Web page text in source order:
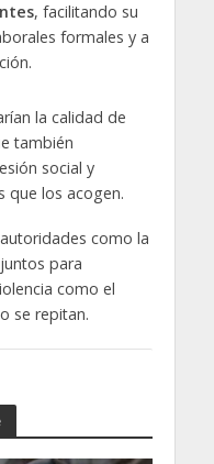
, facilitando su
formales y a
la calidad de
también
social y
que los acogen.
como la
para
como el
se repitan.